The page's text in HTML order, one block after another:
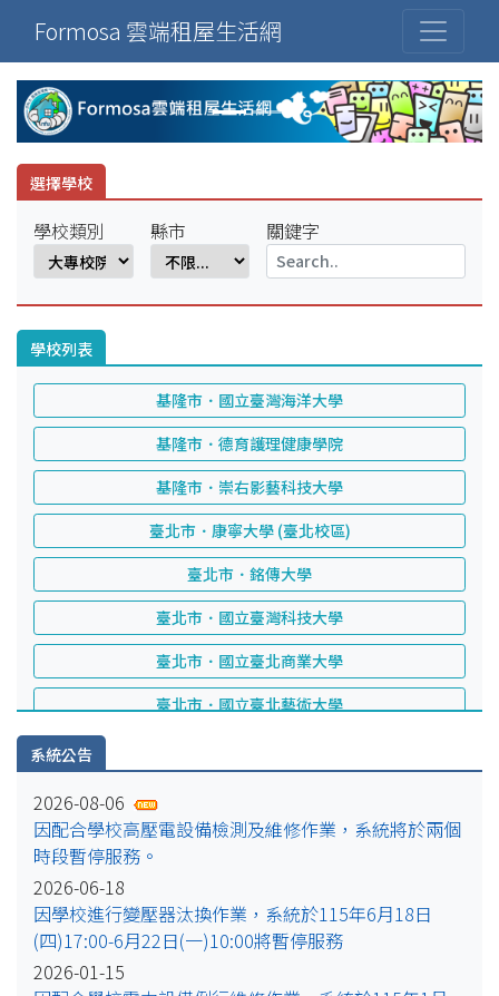
Formosa 雲端租屋生活網
選擇學校
學校類別 縣市 關鍵字
學校列表
基隆市．國立臺灣海洋大學
基隆市．德育護理健康學院
基隆市．崇右影藝科技大學
臺北市．康寧大學 (臺北校區)
臺北市．銘傳大學
臺北市．國立臺灣科技大學
臺北市．國立臺北商業大學
臺北市．國立臺北藝術大學
臺北市．國立臺北科技大學
臺北市．大同大學
系統公告
2026-08-06
因配合學校高壓電設備檢測及維修作業，系統將於兩個
時段暫停服務。
2026-06-18
因學校進行變壓器汰換作業，系統於115年6月18日
(四)17:00-6月22日(一)10:00將暫停服務
2026-01-15